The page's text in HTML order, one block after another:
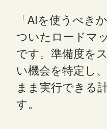
「AIを使うべき
ついたロードマ
です。準備度を
い機会を特定し
まま実行できる
す。